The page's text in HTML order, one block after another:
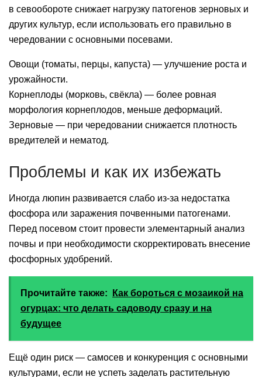
в севообороте снижает нагрузку патогенов зерновых и
других культур, если использовать его правильно в
чередовании с основными посевами.
Овощи (томаты, перцы, капуста) — улучшение роста и
урожайности.
Корнеплоды (морковь, свёкла) — более ровная
морфология корнеплодов, меньше деформаций.
Зерновые — при чередовании снижается плотность
вредителей и нематод.
Проблемы и как их избежать
Иногда люпин развивается слабо из‑за недостатка
фосфора или заражения почвенными патогенами.
Перед посевом стоит провести элементарный анализ
почвы и при необходимости скорректировать внесение
фосфорных удобрений.
Прочитайте также:
Как бороться с мозаикой на
огурцах: что делать садоводу сразу и на
будущее
Ещё один риск — самосев и конкуренция с основными
культурами, если не успеть заделать растительную